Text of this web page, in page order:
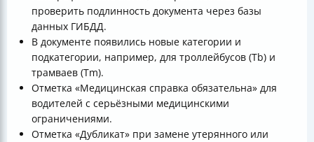
проверить подлинность документа через базы
данных ГИБДД.
В документе появились новые категории и
подкатегории, например, для троллейбусов (Tb) и
трамваев (Tm).
Отметка «Медицинская справка обязательна» для
водителей с серьёзными медицинскими
ограничениями.
Отметка «Дубликат» при замене утерянного или